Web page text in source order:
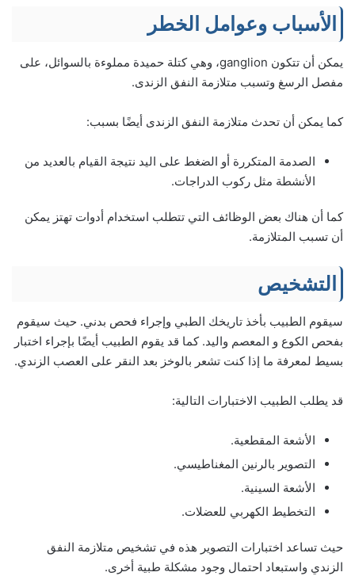
الأسباب وعوامل الخطر
يمكن أن تتكون ganglion، وهي كتلة حميدة مملوءة بالسوائل، على
مفصل الرسغ وتسبب متلازمة النفق الزندى.
كما يمكن أن تحدث متلازمة النفق الزندى أيضًا بسبب:
الصدمة المتكررة أو الضغط على اليد نتيجة القيام بالعديد من
الأنشطة مثل ركوب الدراجات.
كما أن هناك بعض الوظائف التي تتطلب استخدام أدوات تهتز يمكن
أن تسبب المتلازمة.
التشخيص
سيقوم الطبيب بأخذ تاريخك الطبي وإجراء فحص بدني. حيث سيقوم
بفحص الكوع و المعصم واليد. كما قد يقوم الطبيب أيضًا بإجراء اختبار
بسيط لمعرفة ما إذا كنت تشعر بالوخز بعد النقر على العصب الزندي.
قد يطلب الطبيب الاختبارات التالية:
الأشعة المقطعية.
التصوير بالرنين المغناطيسي.
الأشعة السينية.
التخطيط الكهربي للعضلات.
حيث تساعد اختبارات التصوير هذه في تشخيص متلازمة النفق
الزندي واستبعاد احتمال وجود مشكلة طبية أخرى.